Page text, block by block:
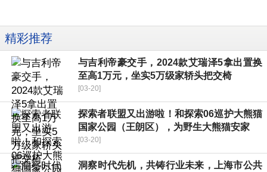
精彩推荐
与吉利帝豪交手，2024款艾瑞泽5拿出置换
至高1万元，坐实5万级家轿头把交椅
[03-20]
探索者联盟又出游啦！和探索06巡护大熊猫
国家公园（王朗区），为野生大熊猫安家
[03-20]
洞察时代先机，共铸行业未来，上海市公共